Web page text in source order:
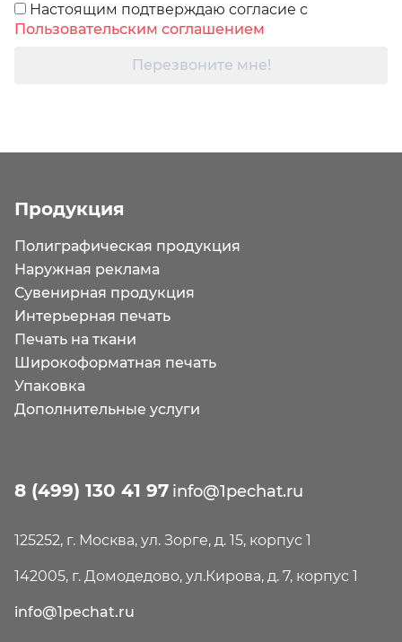
Настоящим подтверждаю согласие с
Пользовательским соглашением
Перезвоните мне!
Продукция
Полиграфическая продукция
Наружная реклама
Сувенирная продукция
Интерьерная печать
Печать на ткани
Широкоформатная печать
Упаковка
Дополнительные услуги
8 (499) 130 41 97 info@1pechat.ru
125252, г. Москва, ул. Зорге, д. 15, корпус 1
142005, г. Домодедово, ул.Кирова, д. 7, корпус 1
info@1pechat.ru